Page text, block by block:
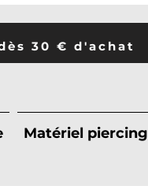
30 € d'achat
Matériel piercing